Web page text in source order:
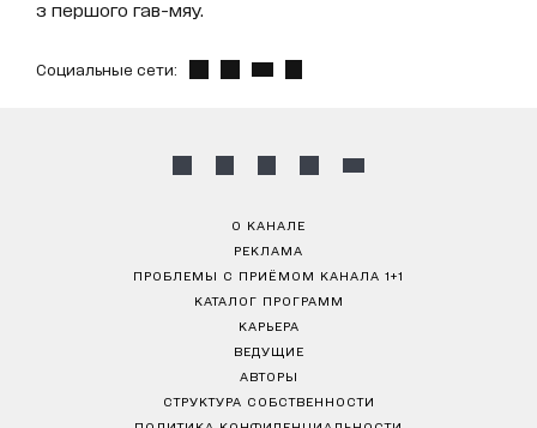
з першого гав-мяу.
Социальные сети:
О КАНАЛЕ
РЕКЛАМА
ПРОБЛЕМЫ С ПРИЁМОМ КАНАЛА 1+1
КАТАЛОГ ПРОГРАММ
КАРЬЕРА
ВЕДУЩИЕ
АВТОРЫ
СТРУКТУРА СОБСТВЕННОСТИ